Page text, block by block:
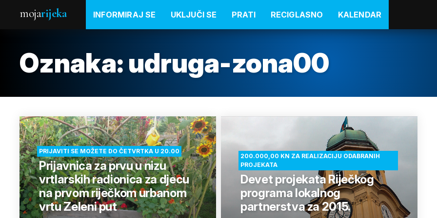
mojarijeka INFORMIRAJ SE UKLJUČI SE PRATI RECIGLASNO KALENDAR
Oznaka: udruga-zona00
PRIJAVITI SE MOŽETE DO ČETVRTKA U 20.00
Prijavnica za prvu u nizu
vrtlarskih radionica za djecu
na prvom riječkom urbanom
vrtu Zeleni put
200.000,00 KN ZA REALIZACIJU ODABRANIH
PROJEKATA
Devet projekata Riječkog
programa lokalnog
partnerstva za 2015.